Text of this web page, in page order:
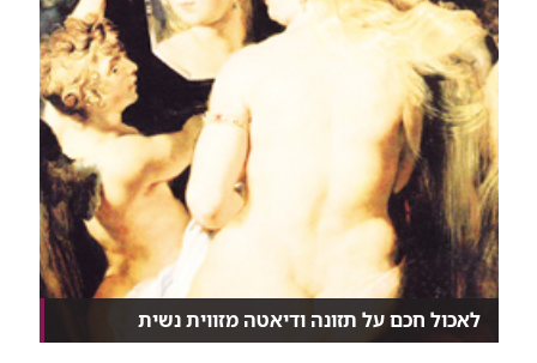
לאכול חכם על תזונה ודיאטה מזווית נשית
תזונה נכונה יכולה למנוע מחלות כאוסטיאופורוזיס, טרש...